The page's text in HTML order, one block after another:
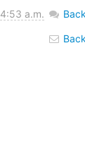
4:53 a.m.